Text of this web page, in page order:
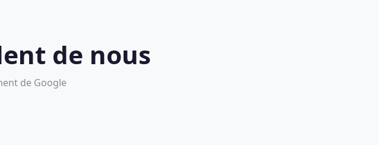
de nous
de Google